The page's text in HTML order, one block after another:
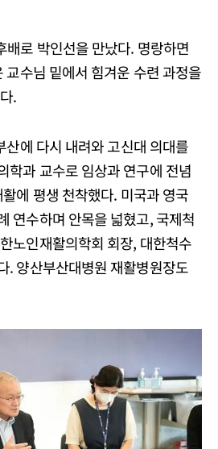
배로 박인선을 만났다. 명랑하면
교수님 밑에서 힘겨운 수련 과정을
.
산에 다시 내려와 고신대 의대를
학과 교수로 임상과 연구에 전념
에 평생 천착했다. 미국과 영국
연수하며 안목을 넓혔고, 국제척
노인재활의학회 회장, 대한척수
. 양산부산대병원 재활병원장도